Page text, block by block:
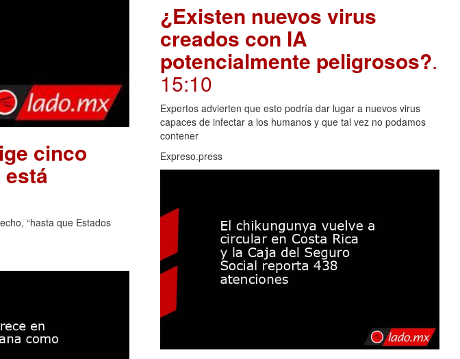
cinco
“hasta que Estados
¿Existen nuevos virus
creados con IA
potencialmente peligrosos?.
15:10
Expertos advierten que esto podría dar lugar a nuevos virus
capaces de infectar a los humanos y que tal vez no podamos
contener
Expreso.press